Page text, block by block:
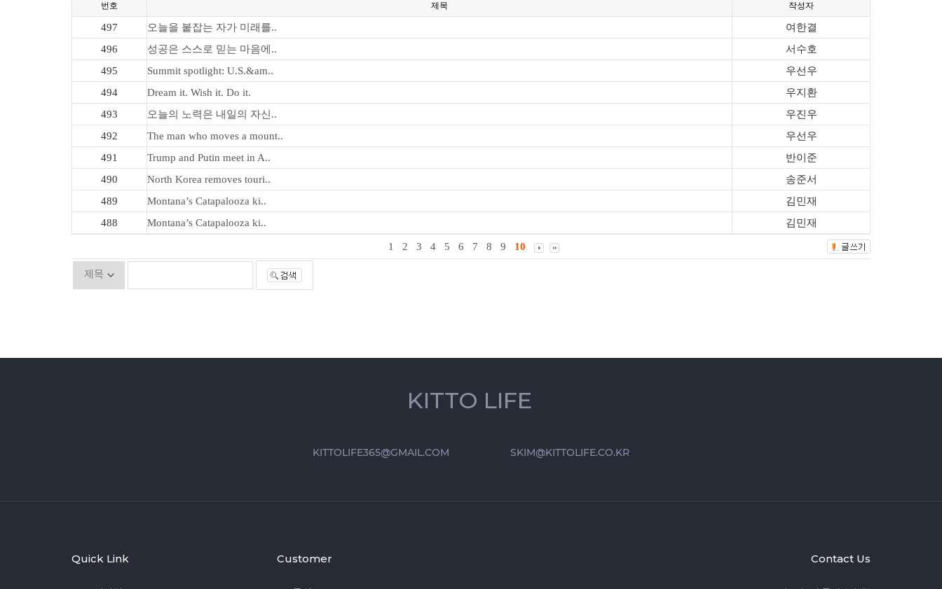
번호 제목 작성자
497 오늘을 붙잡는 자가 미래를..
여한결
496
성공은 스스로 믿는 마음에..
서수호
495
Summit spotlight: U.S.&am..
우선우
494
Dream it. Wish it. Do it.
우지환
493
오늘의 노력은 내일의 자신..
우진우
492
The man who moves a mount..
우선우
491
Trump and Putin meet in A..
반이준
490
North Korea removes touri..
송준서
489
Montana’s Catapalooza ki..
김민재
488
Montana’s Catapalooza ki.. 김민재
1 2 3 4 5 6 7 8 9 10
KITTO LIFE
KITTOLIFE365@GMAIL.COM SKIM@KITTOLIFE.CO.KR
Quick Link Customer Contact Us